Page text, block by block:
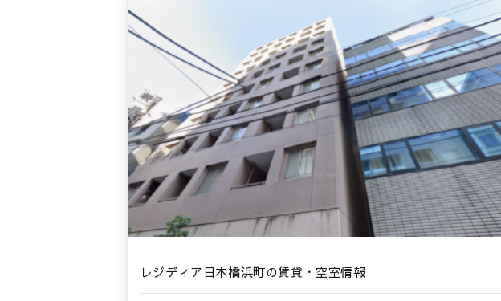
レジディア日本橋浜町の賃貸・空室情報